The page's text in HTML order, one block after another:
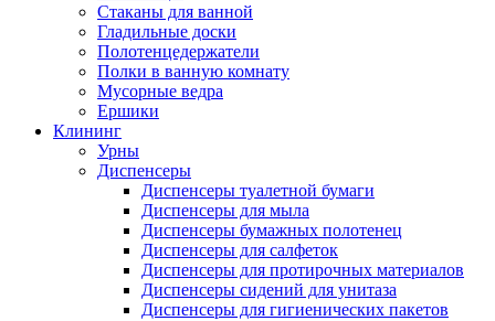
Стаканы для ванной
Гладильные доски
Полотенцедержатели
Полки в ванную комнату
Мусорные ведра
Ершики
Клининг
Урны
Диспенсеры
Диспенсеры туалетной бумаги
Диспенсеры для мыла
Диспенсеры бумажных полотенец
Диспенсеры для салфеток
Диспенсеры для протирочных материалов
Диспенсеры сидений для унитаза
Диспенсеры для гигиенических пакетов